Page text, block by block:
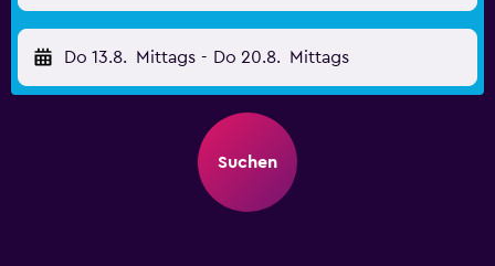
Do 13.8. Mittags - Do 20.8. Mittags
Suchen